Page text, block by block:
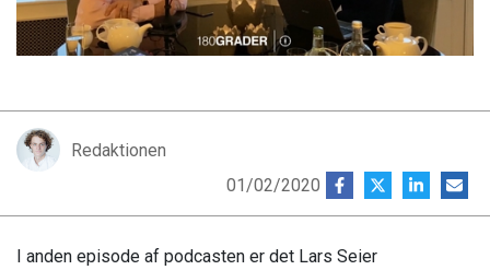
Redaktionen
01/02/2020
I anden episode af podcasten er det Lars Seier